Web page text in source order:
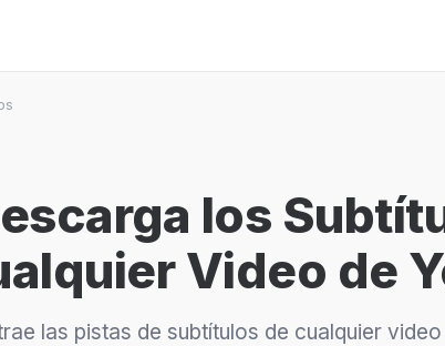
los
Video de
las pistas de subtítulos de cualquier video